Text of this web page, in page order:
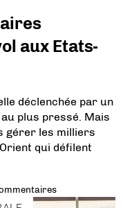
aux Etats-
déclenchée par un
plus pressé. Mais
gérer les milliers
qui défilent